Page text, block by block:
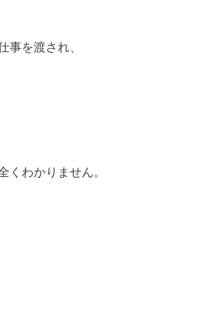
事を渡され、
くわかりません。